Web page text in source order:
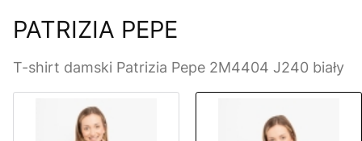
PATRIZIA PEPE
T-shirt damski Patrizia Pepe 2M4404 J240 biały